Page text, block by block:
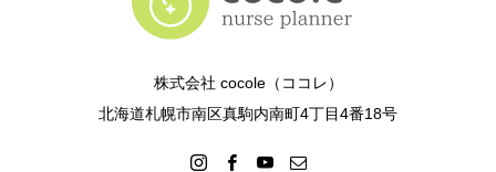
株式会社 cocole（ココレ）
北海道札幌市南区真駒内南町4丁目4番18号